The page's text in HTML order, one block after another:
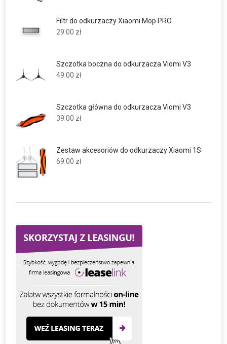
Filtr do odkurzaczy Xiaomi Mop PRO
29.00 zł
Szczotka boczna do odkurzacza Viomi V3
49.00 zł
Szczotka główna do odkurzacza Viomi V3
39.00 zł
Zestaw akcesoriów do odkurzaczy Xiaomi 1S
69.00 zł